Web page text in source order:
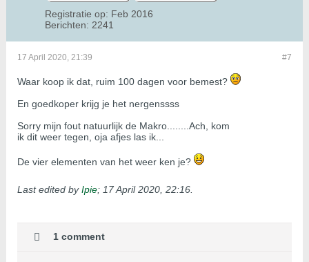
Registratie op: Feb 2016
Berichten: 2241
#7
17 April 2020, 21:39
Waar koop ik dat, ruim 100 dagen voor bemest?
En goedkoper krijg je het nergenssss
Sorry mijn fout natuurlijk de Makro........Ach, kom
ik dit weer tegen, oja afjes las ik...
De vier elementen van het weer ken je?
Last edited byIpie; 17 April 2020, 22:16
1 comment